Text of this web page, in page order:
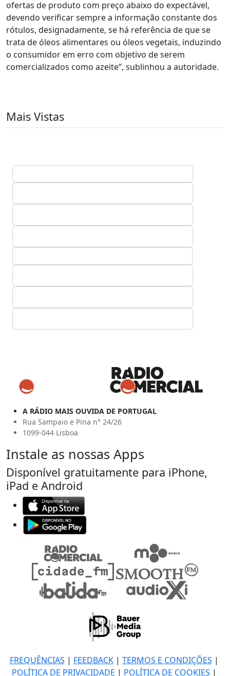
ofertas de produto com preço abaixo do expectável,
devendo verificar sempre a informação constante dos
rótulos, designadamente, se há referência de que se
trata de óleos alimentares ou óleos vegetais, induzindo
o consumidor em erro com objetivo de serem
comercializados como azeite”, sublinhou a autoridade.
Mais Vistas
A RÁDIO MAIS OUVIDA DE PORTUGAL
Rua Sampaio e Pina n° 24/26
1099-044 Lisboa
Instale as nossas Apps
Disponível gratuitamente para iPhone,
iPad e Android
FREQUÊNCIAS | FEEDBACK| TERMOS E CONDIÇÕES |
POLÍTICA DE PRIVACIDADE | POLÍTICA DE COOKIES |